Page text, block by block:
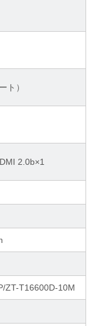
ト）
2.0b×1
ZT-T16600D-10M